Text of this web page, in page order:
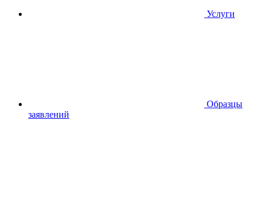
Услуги
Образцы
заявлений